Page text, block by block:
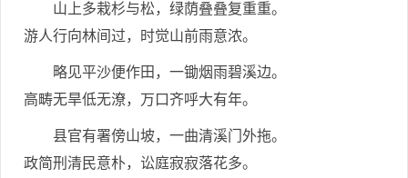
山上多栽杉与松，绿荫叠叠复重重。
游人行向林间过，时觉山前雨意浓。
略见平沙便作田，一锄烟雨碧溪边。
高畴无旱低无潦，万口齐呼大有年。
县官有署傍山坡，一曲清溪门外拖。
政简刑清民意朴，讼庭寂寂落花多。